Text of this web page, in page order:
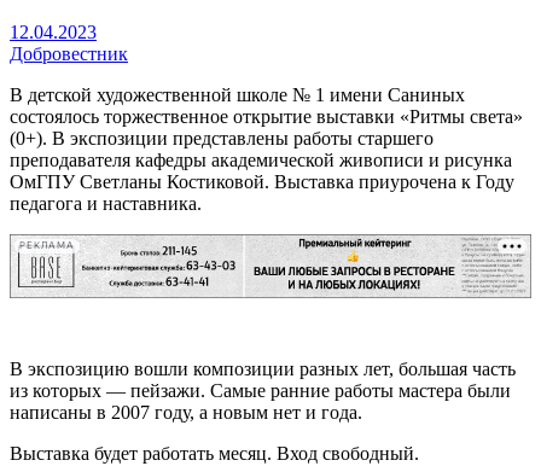
12.04.2023
Добровестник
В детской художественной школе № 1 имени Саниных
состоялось торжественное открытие выставки «Ритмы света»
(0+). В экспозиции представлены работы старшего
преподавателя кафедры академической живописи и рисунка
ОмГПУ Светланы Костиковой. Выставка приурочена к Году
педагога и наставника.
РЕКЛАМА
В экспозицию вошли композиции разных лет, большая часть
из которых — пейзажи. Самые ранние работы мастера были
написаны в 2007 году, а новым нет и года.
Выставка будет работать месяц. Вход свободный.